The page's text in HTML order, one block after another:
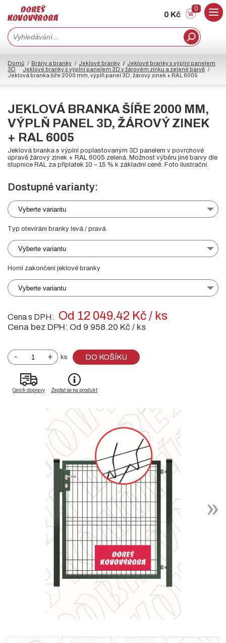
0 Kč
0
Domů Brány a branky Jeklové branky
Jeklové branky s výplní panelem
3D
Jeklové branky s výplní panelem 3D v žárovém zinku a zelené barvě
Jeklová branka šíře 2000 mm, výplň panel 3D, žárový zinek + RAL 6005
JEKLOVÁ BRANKA ŠÍŘE 2000 MM,
VÝPLŇ PANEL 3D, ŽÁROVÝ ZINEK
+ RAL 6005
Jeklová branka s výplní poplastovaným 3D panelem v povrchové
úpravě žárový zinek + RAL 6005 zelená. Možnost výběru jiné barvy dle
stupnice RAL za příplatek 10 – 15 % k základní ceně. Foto ilustrační.
Dostupné varianty:
Vyberte variantu
Typ otevírání branky levá / pravá
Vyberte variantu
Horní zakončení jeklové branky
Vyberte variantu
Cena s DPH: Od 12 049.42 Kč / ks
Cena bez DPH: Od 9 958.20 Kč / ks
- + ks DO KOŠÍKU
Ceník dopravy Zeptat se na produkt